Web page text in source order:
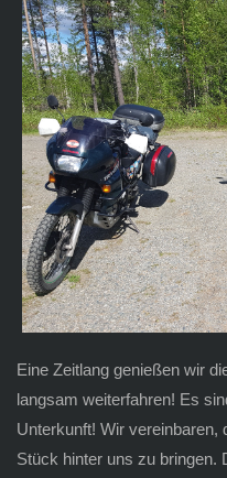
Eine Zeitlang genießen wir
langsam weiterfahren! Es
Unterkunft! Wir vereinbaren,
Stück hinter uns zu bringen.